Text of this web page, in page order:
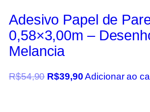
Adesivo Papel de
0,58×3,00m –
Melancia
R$54,90 R$39,90 Adicionar ao